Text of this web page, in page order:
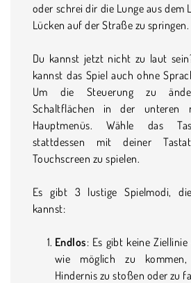
oder schrei dir die Lunge aus dem
Lücken auf der Straße zu springen.
Du kannst jetzt nicht zu laut
kannst das Spiel auch ohne
Um die Steuerung zu
Schaltflächen in der unteren
Hauptmenüs. Wähle das
stattdessen mit deiner
Touchscreen zu spielen.
Es gibt 3 lustige Spielmodi,
kannst:
Endlos: Es gibt keine
wie möglich zu
Hindernis zu stoßen oder zu